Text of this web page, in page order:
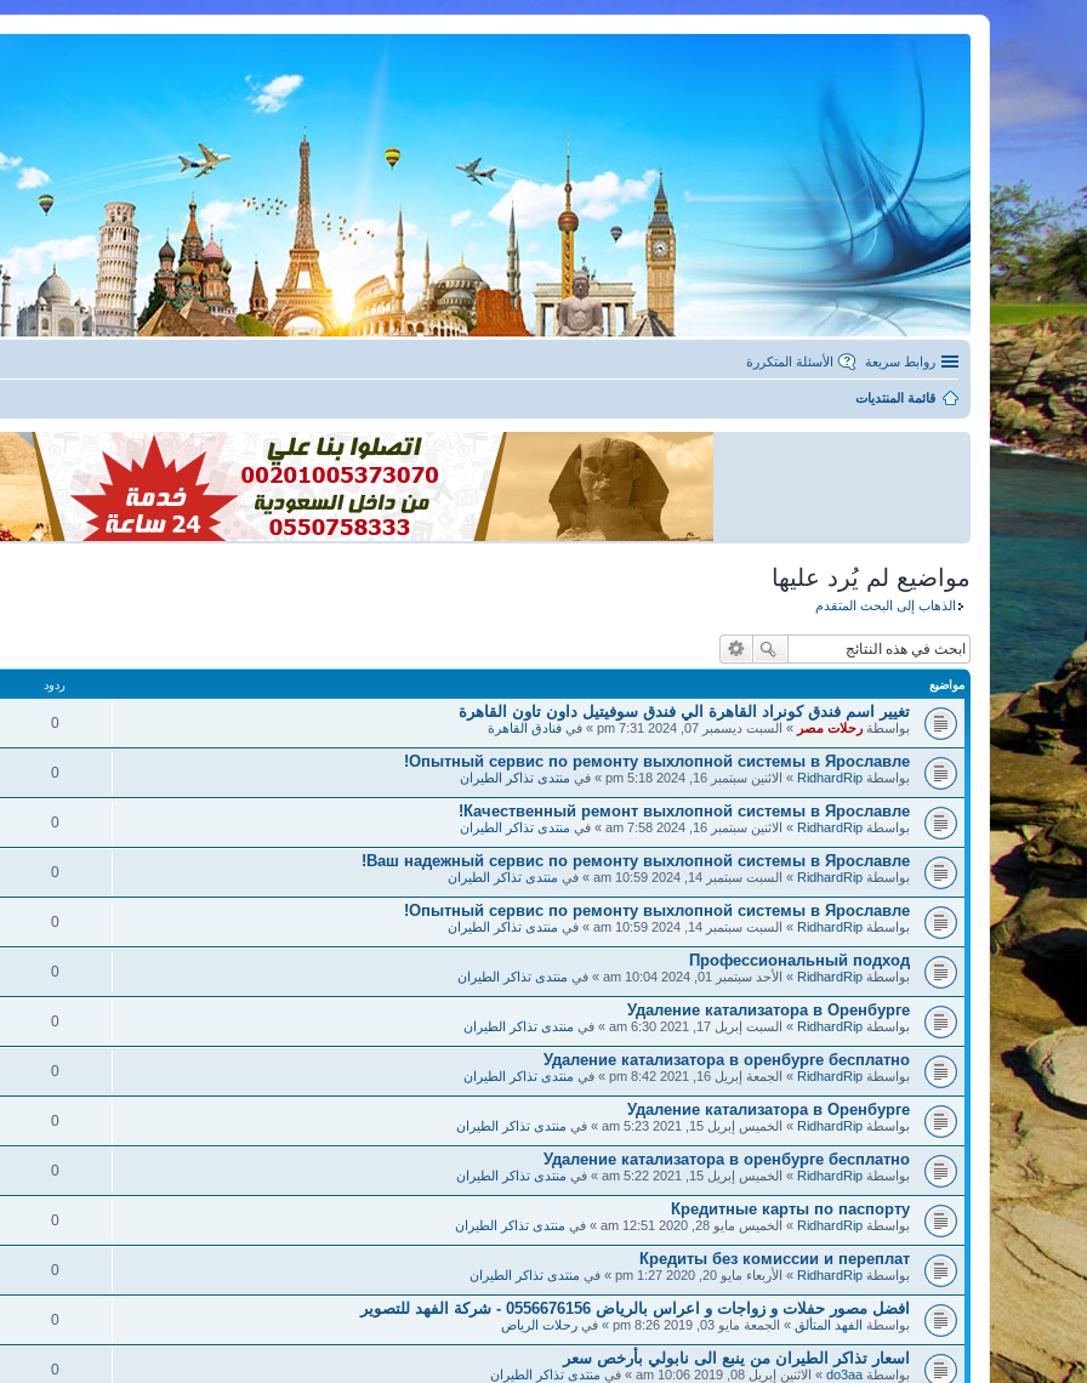
روابط سريعة الأسئلة المتكررة
قائمة المنتديات
مواضيع لم يُرد عليها
الذهاب إلى البحث المتقدم
مواضيع ردود
تغيير اسم فندق كونراد القاهرة الي فندق سوفيتيل داون تاون القاهرة
بواسطة رحلات مصر » السبت ديسمبر 07, 2024 7:31 pm » في فنادق القاهرة 0
Опытный сервис по ремонту выхлопной системы в Ярославле!
بواسطة RidhardRip » الاثنين سبتمبر 16, 2024 5:18 pm » في منتدى تذاكر الطيران 0
Качественный ремонт выхлопной системы в Ярославле!
بواسطة RidhardRip » الاثنين سبتمبر 16, 2024 7:58 am » في منتدى تذاكر الطيران 0
Ваш надежный сервис по ремонту выхлопной системы в Ярославле!
بواسطة RidhardRip » السبت سبتمبر 14, 2024 10:59 am » في منتدى تذاكر الطيران 0
Опытный сервис по ремонту выхлопной системы в Ярославле!
بواسطة RidhardRip » السبت سبتمبر 14, 2024 10:59 am » في منتدى تذاكر الطيران 0
Профессиональный подход
بواسطة RidhardRip » الأحد سبتمبر 01, 2024 10:04 am » في منتدى تذاكر الطيران 0
Удаление катализатора в Оренбурге
بواسطة RidhardRip » السبت إبريل 17, 2021 6:30 am » في منتدى تذاكر الطيران 0
Удаление катализатора в оренбурге бесплатно
بواسطة RidhardRip » الجمعة إبريل 16, 2021 8:42 pm » في منتدى تذاكر الطيران 0
Удаление катализатора в Оренбурге
بواسطة RidhardRip » الخميس إبريل 15, 2021 5:23 am » في منتدى تذاكر الطيران 0
Удаление катализатора в оренбурге бесплатно
بواسطة RidhardRip » الخميس إبريل 15, 2021 5:22 am » في منتدى تذاكر الطيران 0
Кредитные карты по паспорту
بواسطة RidhardRip » الخميس مايو 28, 2020 12:51 am » في منتدى تذاكر الطيران 0
Кредиты без комиссии и переплат
بواسطة RidhardRip » الأربعاء مايو 20, 2020 1:27 pm » في منتدى تذاكر الطيران 0
افضل مصور حفلات و زواجات و اعراس بالرياض 0556676156 - شركة الفهد للتصوير
بواسطة الفهد المتألق » الجمعة مايو 03, 2019 8:26 pm » في رحلات الرياض 0
اسعار تذاكر الطيران من ينبع الى نابولي بأرخص سعر
بواسطة do3aa » الاثنين إبريل 08, 2019 10:06 am » في منتدى تذاكر الطيران 0